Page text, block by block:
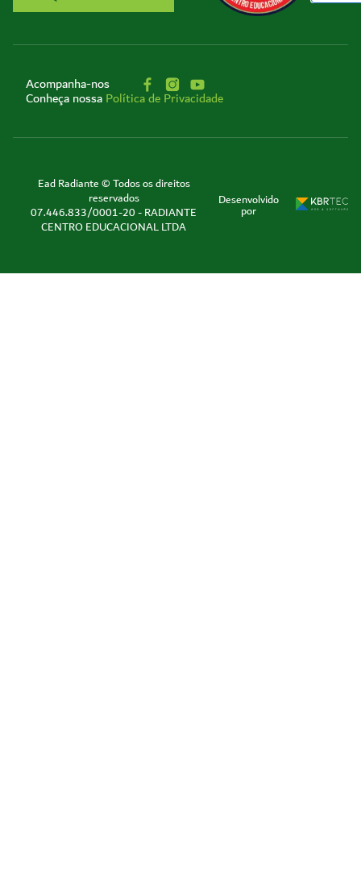
Acompanha-nos
Conheça nossaPolítica de Privacidade
Ead Radiante © Todos os direitos
reservados
07.446.833/0001-20 - RADIANTE
CENTRO EDUCACIONAL LTDA
Desenvolvido
por